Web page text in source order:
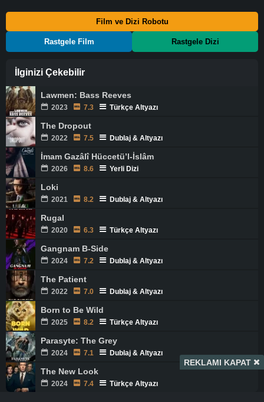
Film ve Dizi Robotu
Rastgele Film Rastgele Dizi
İlginizi Çekebilir
Lawmen: Bass Reeves
2023 7.3 Türkçe Altyazı
The Dropout
2022 7.5 Dublaj & Altyazı
İmam Gazâlî Hüccetü’l-İslâm
2026 8.6 Yerli Dizi
Loki
2021 8.2 Dublaj & Altyazı
Rugal
2020 6.3 Türkçe Altyazı
Gangnam B-Side
2024 7.2 Dublaj & Altyazı
The Patient
2022 7.0 Dublaj & Altyazı
Born to Be Wild
2025 8.2 Türkçe Altyazı
Parasyte: The Grey
2024 7.1 Dublaj & Altyazı
The New Look
2024 7.4 Türkçe Altyazı
REKLAMI KAPAT